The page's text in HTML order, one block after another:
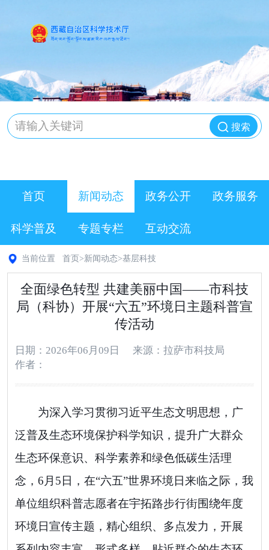
搜索
首页 新闻动态 政务公开 政务服务
科学普及 专题专栏 互动交流
当前位置 首页 >新闻动态>基层科技
全面绿色转型 共建美丽中国——市科技
局（科协）开展“六五”环境日主题科普宣
传活动
日期：2026年06月09日
来源：拉萨市科技局
作者：
为深入学习贯彻习近平生态文明思想，广
泛普及生态环境保护科学知识，提升广大群众
生态环保意识、科学素养和绿色低碳生活理
念，6月5日，在“六五”世界环境日来临之际，我
单位组织科普志愿者在宇拓路步行街围绕年度
环境日宣传主题，精心组织、多点发力，开展